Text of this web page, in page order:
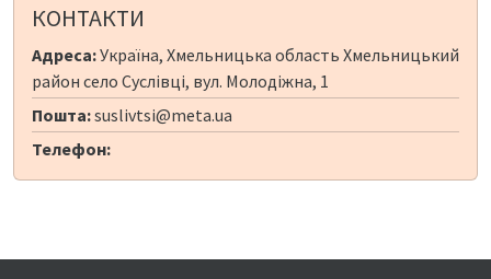
КОНТАКТИ
Адреса:Україна, Хмельницька область Хмельницький
район село Суслівці, вул. Молодіжна, 1
Пошта:suslivtsi@meta.ua
Телефон: